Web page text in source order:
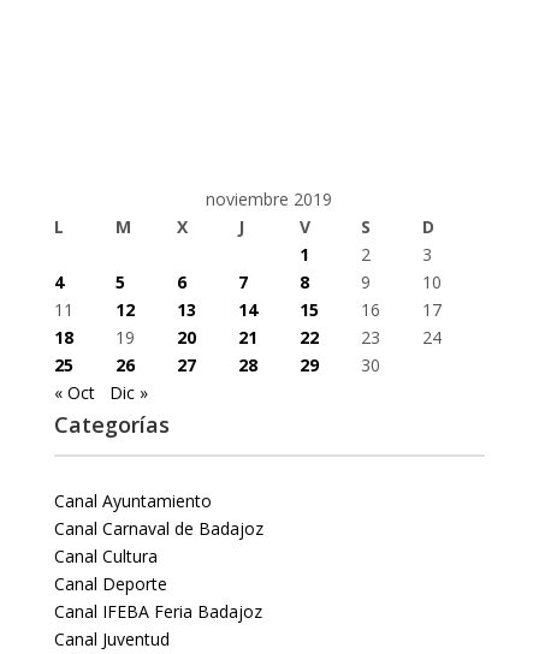
noviembre 2019
L
M X J V S
D
1
2
3
4
5 6 7 8 9
10
11
12 13 14 15 16
17
18
19 20 21 22 23
24
25
26 27 28 29
30
« Oct
Dic »
Categorías
Canal Ayuntamiento
Canal Carnaval de Badajoz
Canal Cultura
Canal Deporte
Canal IFEBA Feria Badajoz
Canal Juventud